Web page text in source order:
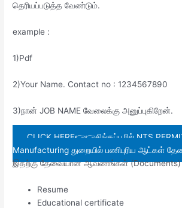
தெரியப்படுத்த வேண்டும்.
example :
1)Pdf
2)Your Name. Contact no : 1234567890
3)நான் JOB NAME வேலைக்கு அனுப்புகிறேன்.
CLICK HERE👉👉சிங்கப்பூரில் NTS
Manufacturing துறையில் பணிபுரிய ஆட்கள்
இதற்கு தேவையான ஆவணங்கள் (Documents)
Resume
Educational certificate